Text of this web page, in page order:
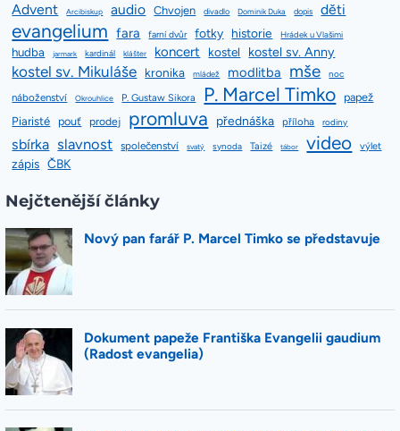
Advent Arcibiskup audio Chvojen divadlo Dominik Duka dopis děti
evangelium fara farní dvůr fotky historie Hrádek u Vlašimi
hudba jarmark kardinál klášter koncert kostel kostel sv. Anny
kostel sv. Mikuláše kronika mládež modlitba mše noc
náboženství Okrouhlice P. Gustaw Sikora P. Marcel Timko
papež
Piaristé
pouť prodej promluva přednáška příloha rodiny
sbírka slavnost společenství svatý synoda Taizé tábor video výlet
zápis ČBK
Nejčtenější články